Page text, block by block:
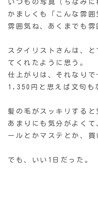
いつもの写真（ちなみ
かましくも「こんな雰囲
雰囲気ね、あくまでも雰
スタイリストさんは、
てくれたように思う。
仕上がりは、それなりで
1,350円と思えば文句も
髪の毛がスッキリすると
あまりにも気分がよく
ールとかマステとか、買
でも、いい1日だった。